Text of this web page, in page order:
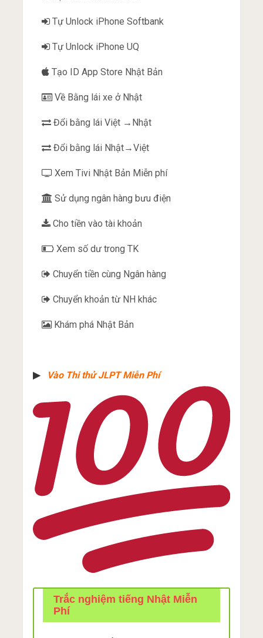
Tự Unlock iPhone Softbank
Tự Unlock iPhone UQ
Tạo ID App Store Nhật Bản
Về Bằng lái xe ở Nhật
Đổi bằng lái Việt →Nhật
Đổi bằng lái Nhật→Việt
Xem Tivi Nhật Bản Miễn phí
Sử dụng ngân hàng bưu điện
Cho tiền vào tài khoản
Xem số dư trong TK
Chuyển tiền cùng Ngân hàng
Chuyển khoản từ NH khác
Khám phá Nhật Bản
▶︎ Vào Thi thử JLPT Miễn Phí
Trắc nghiệm tiếng Nhật Miễn
Phí